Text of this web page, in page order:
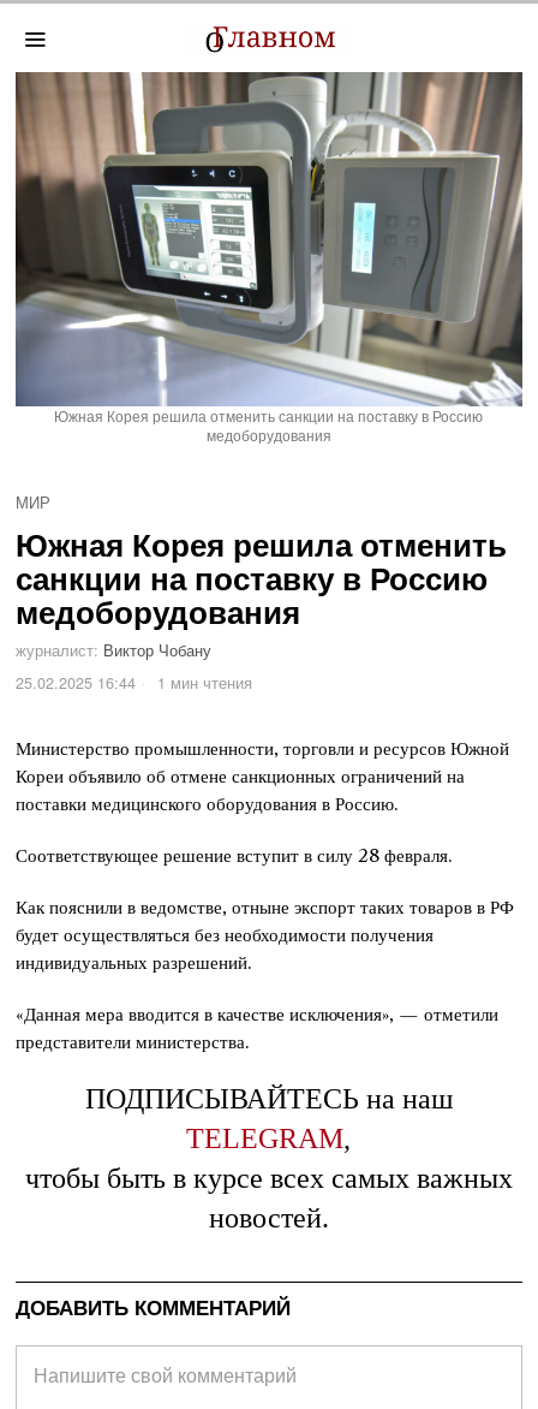
Южная Корея решила отменить санкции на поставку в Россию
медоборудования
МИР
Южная Корея решила отменить
санкции на поставку в Россию
медоборудования
журналист: Виктор Чобану
25.02.2025 16:44
1 мин чтения
Министерство промышленности, торговли и ресурсов Южной
Кореи объявило об отмене санкционных ограничений на
поставки медицинского оборудования в Россию.
Соответствующее решение вступит в силу 28 февраля.
Как пояснили в ведомстве, отныне экспорт таких товаров в РФ
будет осуществляться без необходимости получения
индивидуальных разрешений.
«Данная мера вводится в качестве исключения», — отметили
представители министерства.
ПОДПИСЫВАЙТЕСЬ на наш
TELEGRAM,
чтобы быть в курсе всех самых важных
новостей.
ДОБАВИТЬ КОММЕНТАРИЙ